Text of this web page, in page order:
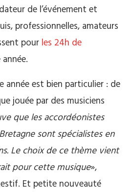
de l’événement et
professionnelles, amateurs
pour les 24h de
année est bien particulier : de
jouée par des musiciens
que les accordéonistes
sont spécialistes en
Le choix de ce thème vient
pour cette musique»,
Et petite nouveauté